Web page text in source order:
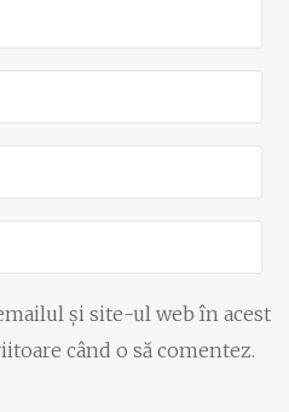
și site-ul web în acest
când o să comentez.